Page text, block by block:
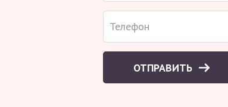
ОТПРАВИТЬ